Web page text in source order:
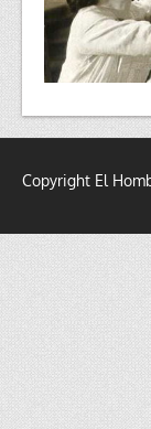
Copyright El